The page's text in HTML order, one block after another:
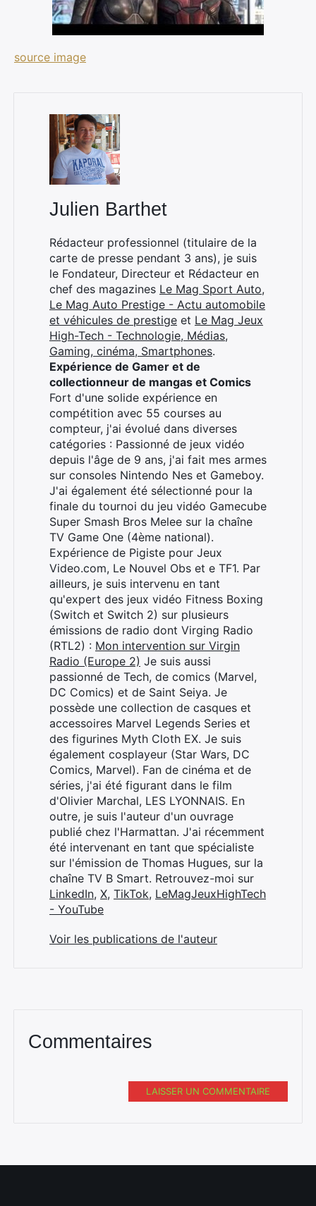
source image
Julien Barthet
Rédacteur professionnel (titulaire de la
carte de presse pendant 3 ans), je suis
le Fondateur, Directeur et Rédacteur en
chef des magazines Le Mag Sport Auto,
Le Mag Auto Prestige - Actu automobile
et véhicules de prestige et Le Mag Jeux
High-Tech - Technologie, Médias,
Gaming, cinéma, Smartphones.
Expérience de Gamer et de
collectionneur de mangas et Comics
Fort d'une solide expérience en
compétition avec 55 courses au
compteur, j'ai évolué dans diverses
catégories : Passionné de jeux vidéo
depuis l'âge de 9 ans, j'ai fait mes armes
sur consoles Nintendo Nes et Gameboy.
J'ai également été sélectionné pour la
finale du tournoi du jeu vidéo Gamecube
Super Smash Bros Melee sur la chaîne
TV Game One (4ème national).
Expérience de Pigiste pour Jeux
Video.com, Le Nouvel Obs et e TF1. Par
ailleurs, je suis intervenu en tant
qu'expert des jeux vidéo Fitness Boxing
(Switch et Switch 2) sur plusieurs
émissions de radio dont Virging Radio
(RTL2) : Mon intervention sur Virgin
Radio (Europe 2) Je suis aussi
passionné de Tech, de comics (Marvel,
DC Comics) et de Saint Seiya. Je
possède une collection de casques et
accessoires Marvel Legends Series et
des figurines Myth Cloth EX. Je suis
également cosplayeur (Star Wars, DC
Comics, Marvel). Fan de cinéma et de
séries, j'ai été figurant dans le film
d'Olivier Marchal, LES LYONNAIS. En
outre, je suis l'auteur d'un ouvrage
publié chez l'Harmattan. J'ai récemment
été intervenant en tant que spécialiste
sur l'émission de Thomas Hugues, sur la
chaîne TV B Smart. Retrouvez-moi sur
LinkedIn, X, TikTok, LeMagJeuxHighTech
- YouTube
Voir les publications de l'auteur
Commentaires
LAISSER UN COMMENTAIRE
Rechercher